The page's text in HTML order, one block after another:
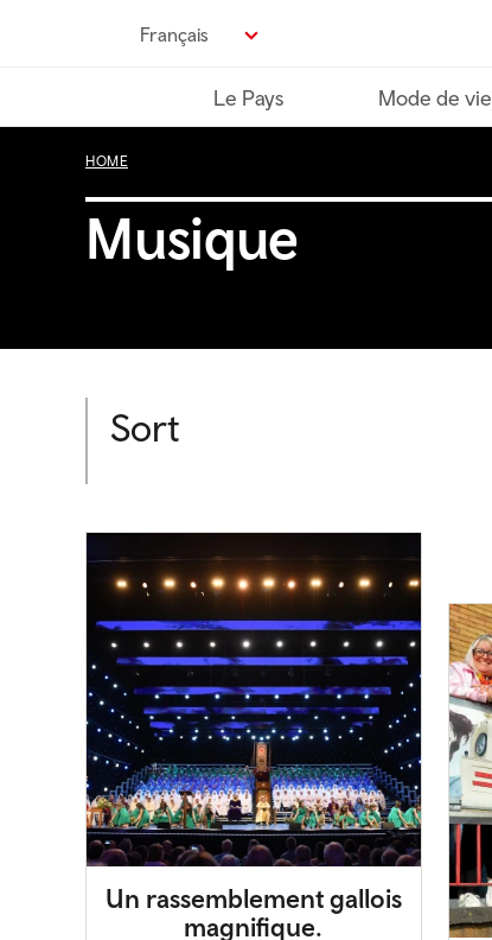
Français
Le Pays Mode de vie
HOME
Musique
Sort
Un rassemblement gallois
magnifique.